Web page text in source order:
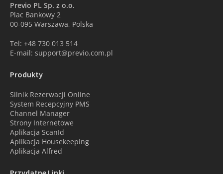
Previo PL Sp. z o.o.
Plac Bankowy 2
00-095 Warszawa, Polska
Tel: +48 730 013 514
E-mail: support@previo.com.pl
Produkty
Silnik Rezerwacji Online
System Recepcyjny PMS
Channel Manager
Strony Internetowe
Aplikacja ScanId
Aplikacja Housekeeping
Aplikacja Alfred